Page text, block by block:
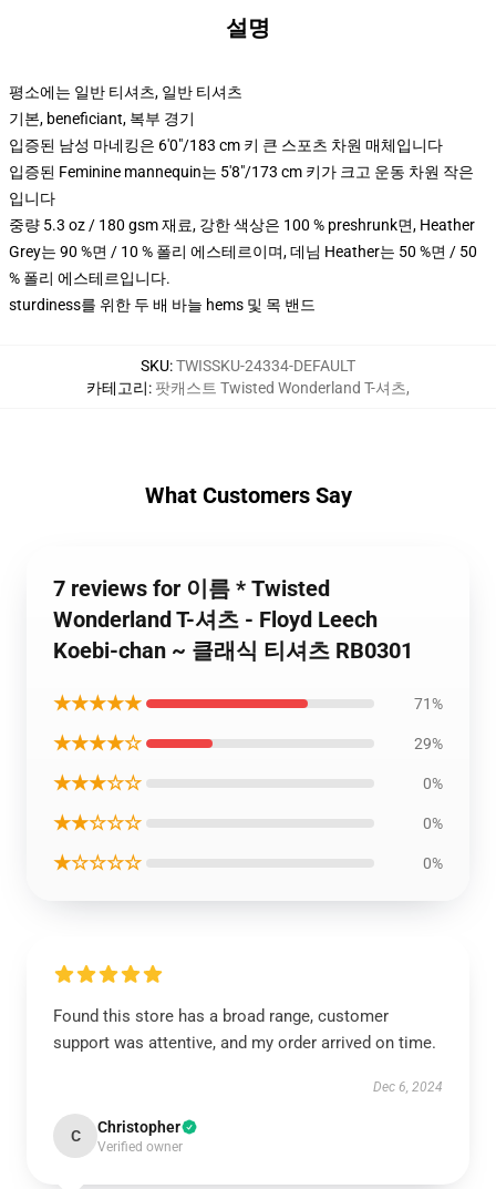
설명
평소에는 일반 티셔츠, 일반 티셔츠
기본, beneficiant, 복부 경기
입증된 남성 마네킹은 6'0"/183 cm 키 큰 스포츠 차원 매체입니다
입증된 Feminine mannequin는 5'8"/173 cm 키가 크고 운동 차원 작은
입니다
중량 5.3 oz / 180 gsm 재료, 강한 색상은 100 % preshrunk면, Heather
Grey는 90 %면 / 10 % 폴리 에스테르이며, 데님 Heather는 50 %면 / 50
% 폴리 에스테르입니다.
sturdiness를 위한 두 배 바늘 hems 및 목 밴드
SKU:TWISSKU-24334-DEFAULT
카테고리: 팟캐스트 Twisted Wonderland T-셔츠,
What Customers Say
7 reviews for 이름 * Twisted
Wonderland T-셔츠 - Floyd Leech
Koebi-chan ~ 클래식 티셔츠 RB0301
★★★★★ 71%
★★★★☆ 29%
★★★☆☆ 0%
★★☆☆☆ 0%
★☆☆☆☆ 0%
Found this store has a broad range, customer
support was attentive, and my order arrived on time.
Dec 6, 2024
C Christopher
Verified owner